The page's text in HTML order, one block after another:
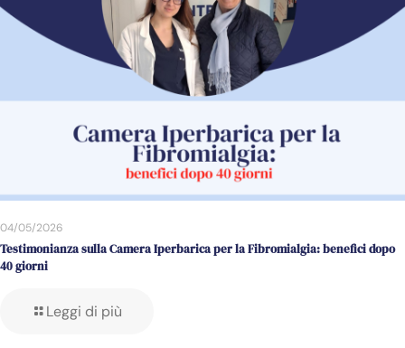
04/05/2026
Testimonianza sulla Camera Iperbarica per la Fibromialgia: benefici dopo
40 giorni
Leggi di più